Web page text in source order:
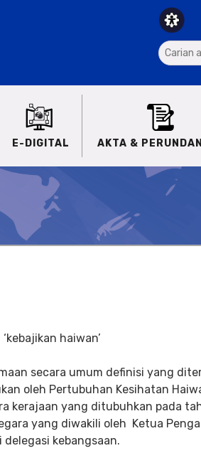
E-DIGITAL AKTA &
haiwan’
secara umum definisi yang
oleh Pertubuhan Kesihatan
kerajaan yang ditubuhkan pada
yang diwakili oleh Ketua
delegasi kebangsaan.